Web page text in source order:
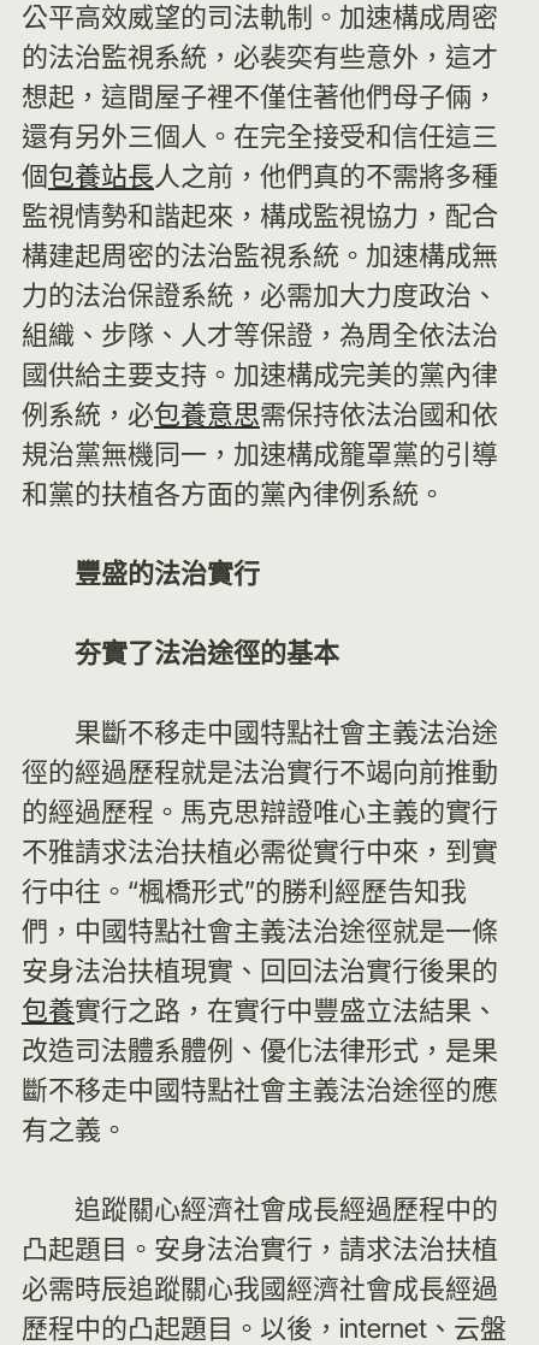
公平高效威望的司法軌制。加速構成周密
的法治監視系統，必裴奕有些意外，這才
想起，這間屋子裡不僅住著他們母子倆，
還有另外三個人。在完全接受和信任這三
個包養站長人之前，他們真的不需將多種
監視情勢和諧起來，構成監視協力，配合
構建起周密的法治監視系統。加速構成無
力的法治保證系統，必需加大力度政治、
組織、步隊、人才等保證，為周全依法治
國供給主要支持。加速構成完美的黨內律
例系統，必包養意思需保持依法治國和依
規治黨無機同一，加速構成籠罩黨的引導
和黨的扶植各方面的黨內律例系統。
豐盛的法治實行
夯實了法治途徑的基本
果斷不移走中國特點社會主義法治途
徑的經過歷程就是法治實行不竭向前推動
的經過歷程。馬克思辯證唯心主義的實行
不雅請求法治扶植必需從實行中來，到實
行中往。“楓橋形式”的勝利經歷告知我
們，中國特點社會主義法治途徑就是一條
安身法治扶植現實、回回法治實行後果的
包養實行之路，在實行中豐盛立法結果、
改造司法體系體例、優化法律形式，是果
斷不移走中國特點社會主義法治途徑的應
有之義。
追蹤關心經濟社會成長經過歷程中的
凸起題目。安身法治實行，請求法治扶植
必需時辰追蹤關心我國經濟社會成長經過
歷程中的凸起題目。以後，internet、云盤